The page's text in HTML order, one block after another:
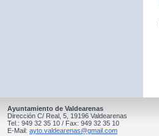
Ayuntamiento de Valdearenas
Dirección C/ Real, 5, 19196 Valdearenas
Tel.: 949 32 35 10 / Fax: 949 32 35 10
E-Mail: ayto.valdearenas@gmail.com